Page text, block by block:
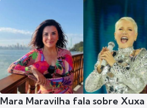
Mara Maravilha fala sobre Xuxa